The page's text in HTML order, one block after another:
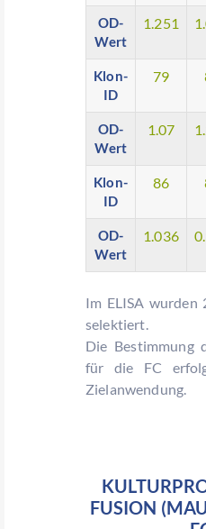
OD-
Wert
1.251
Klon-
ID
79
OD-
Wert
1.07
Klon-
ID
86
OD-
Wert
1.036
Im ELISA
selektiert.
Die Bestimmung
für die FC
Zielanwendung.
FUSION